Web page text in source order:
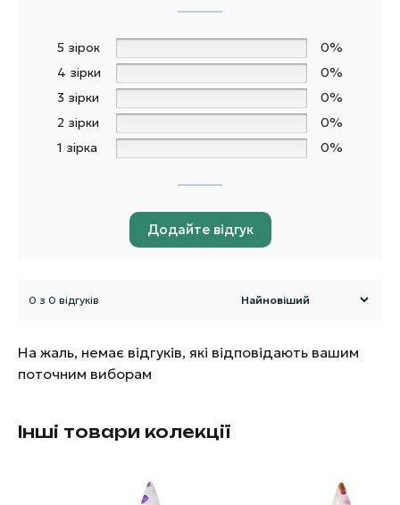
5 зірок
0%
4 зірки
0%
3 зірки
0%
2 зірки
0%
1 зірка
0%
Додайте відгук
0 з 0 відгуків
На жаль, немає відгуків, які відповідають вашим
поточним виборам
Інші товари колекції